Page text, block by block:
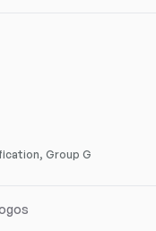
Group G